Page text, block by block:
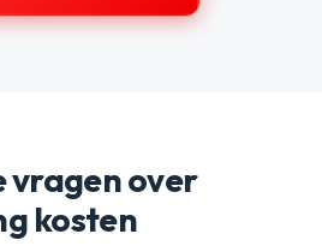
vragen over
kosten